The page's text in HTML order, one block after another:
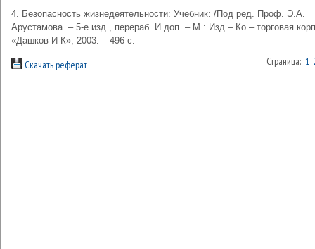
4. Безопасность жизнедеятельности: Учебник: /Под ред. Проф. Э.А.
Арустамова. – 5-е изд., перераб. И доп. – М.: Изд – Ко – торговая
«Дашков И К»; 2003. – 496 с.
Скачать реферат Страница: 1